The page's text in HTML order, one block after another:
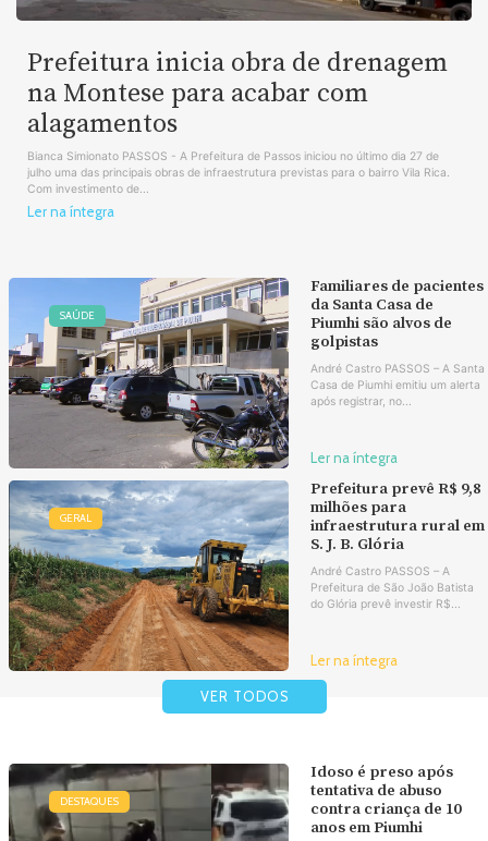
Prefeitura inicia obra de drenagem
na Montese para acabar com
alagamentos
Bianca Simionato PASSOS - A Prefeitura de Passos iniciou no último dia 27 de
julho uma das principais obras de infraestrutura previstas para o bairro Vila Rica.
Com investimento de...
Ler na íntegra
SAÚDE
Familiares de pacientes
da Santa Casa de
Piumhi são alvos de
golpistas
André Castro PASSOS – A Santa
Casa de Piumhi emitiu um alerta
após registrar, no...
Ler na íntegra
GERAL
Prefeitura prevê R$ 9,8
milhões para
infraestrutura rural em
S. J. B. Glória
André Castro PASSOS – A
Prefeitura de São João Batista
do Glória prevê investir R$...
Ler na íntegra
VER TODOS
DESTAQUES
Idoso é preso após
tentativa de abuso
contra criança de 10
anos em Piumhi